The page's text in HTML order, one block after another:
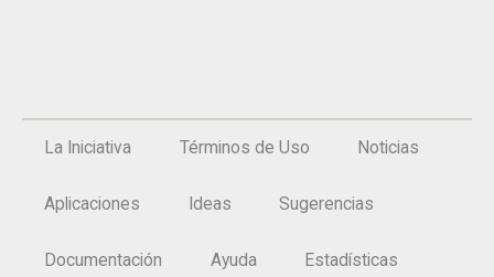
La Iniciativa Términos de Uso Noticias
Aplicaciones Ideas Sugerencias
Documentación Ayuda Estadísticas